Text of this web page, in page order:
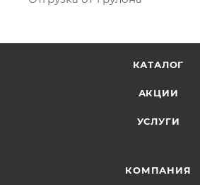
КАТАЛОГ
АКЦИИ
УСЛУГИ
КОМПАНИЯ